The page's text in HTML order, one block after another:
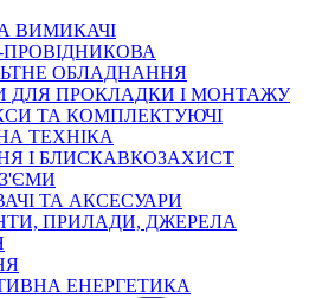
ВИМИКАЧІ
ОБЛАДНАННЯ
ДЛЯ ПРОКЛАДКИ І МОНТАЖУ
ТА КОМПЛЕКТУЮЧІ
ТЕХНІКА
І БЛИСКАВКОЗАХИСТ
ТА АКСЕСУАРИ
ПРИЛАДИ, ДЖЕРЕЛА
ЕНЕРГЕТИКА